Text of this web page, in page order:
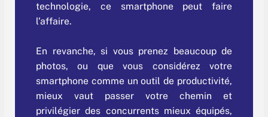
technologie, ce smartphone peut faire
l’affaire.
En revanche, si vous prenez beaucoup de
photos, ou que vous considérez votre
smartphone comme un outil de productivité,
mieux vaut passer votre chemin et
privilégier des concurrents mieux équipés,